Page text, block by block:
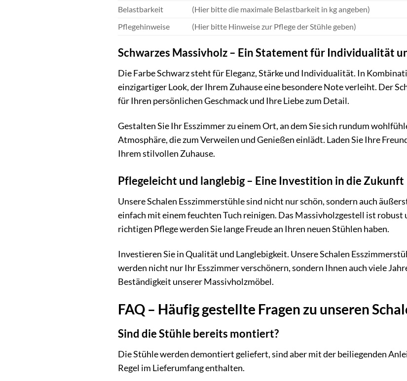
Belastbarkeit
(Hier bitte die maximale Belastbarkeit in kg angeben)
Pflegehinweise
(Hier bitte Hinweise zur Pflege der Stühle geben)
Schwarzes Massivholz – Ein Statement für Individualität
Die Farbe Schwarz steht für Eleganz, Stärke und Individualität. In
einzigartiger Look, der Ihrem Zuhause eine besondere Note verleiht. Der
für Ihren persönlichen Geschmack und Ihre Liebe zum Detail.
Gestalten Sie Ihr Esszimmer zu einem Ort, an dem Sie sich rundum
Atmosphäre, die zum Verweilen und Genießen einlädt. Laden Sie Ihre
Ihrem stilvollen Zuhause.
Pflegeleicht und langlebig – Eine Investition in die Zukunft
Unsere Schalen Esszimmerstühle sind nicht nur schön, sondern auch
einfach mit einem feuchten Tuch reinigen. Das Massivholzgestell ist
richtigen Pflege werden Sie lange Freude an Ihren neuen Stühlen haben.
Investieren Sie in Qualität und Langlebigkeit. Unsere Schalen
werden nicht nur Ihr Esszimmer verschönern, sondern Ihnen auch viele
Beständigkeit unserer Massivholzmöbel.
FAQ – Häufig gestellte Fragen zu unseren
Sind die Stühle bereits montiert?
Die Stühle werden demontiert geliefert, sind aber mit der beiliegenden
Regel im Lieferumfang enthalten.